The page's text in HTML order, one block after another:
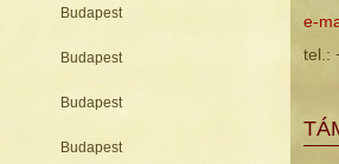
Budapest
Budapest
Budapest
Budapest
e-
tel.: